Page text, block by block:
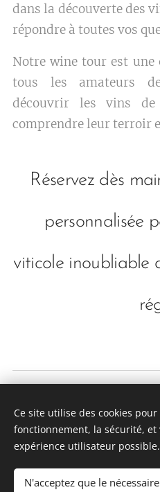
dans la découverte des
répondre à toutes vos
Notre wine tour est une
tous les amateurs
découvrir les vins
comprendre leur terroir
Réservez dès
personnalisée
viticole inoubliable
France : +33
CGV| Politique de
Português brasileiro
Ce site utilise des cookies
fonctionnement, la sécurité,
expérience utilisateur possible.
N'acceptez que le nécessaire